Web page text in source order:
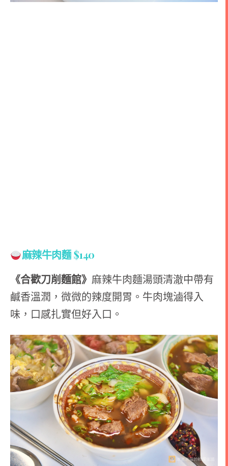
麻辣牛肉麵$140
《合歡刀削麵館》 麻辣牛肉麵湯頭清澈中帶有
鹹香溫潤，微微的辣度開胃。牛肉塊滷得入
味，口感扎實但好入口。